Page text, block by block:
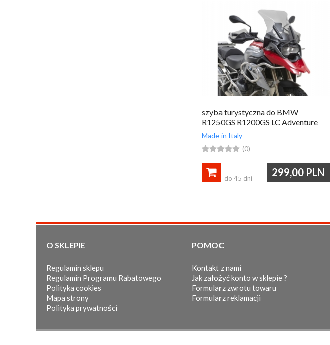
szyba turystyczna do BMW
R1250GS R1200GS LC Adventure
szara 43,5 cm
Made in Italy
 (0)
299,00 PLN

do 45 dni
O SKLEPIE
Regulamin sklepu
Regulamin Programu Rabatowego
Polityka cookies
Mapa strony
Polityka prywatności
POMOC
Kontakt z nami
Jak założyć konto w sklepie ?
Formularz zwrotu towaru
Formularz reklamacji